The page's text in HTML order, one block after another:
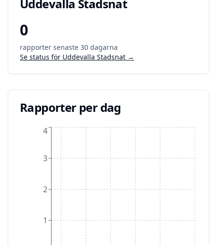
Uddevalla Stadsnat
0
rapporter senaste 30 dagarna
Se status för Uddevalla Stadsnat →
Rapporter per dag
1
2
3
4